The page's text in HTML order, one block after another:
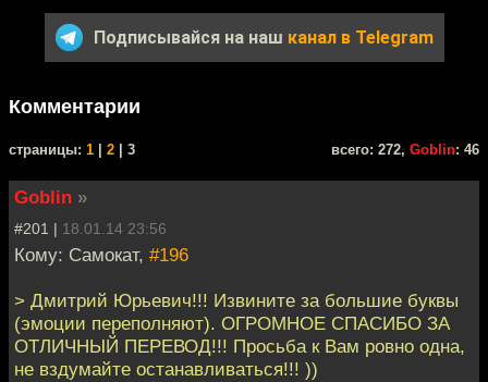
Подписывайся на наш канал в Telegram
Комментарии
cтраницы: 1 2 | 3 всего: 272, Goblin: 46
Goblin »
#201 | 18.01.14 23:56
Кому: Самокат, #196
> Дмитрий Юрьевич!!! Извините за большие буквы
(эмоции переполняют). ОГРОМНОЕ СПАСИБО ЗА
ОТЛИЧНЫЙ ПЕРЕВОД!!! Просьба к Вам ровно одна,
не вздумайте останавливаться!!! ))